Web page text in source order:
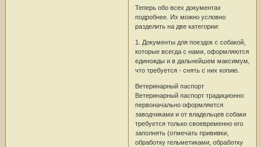
Теперь обо всех документах
подробнее. Их можно условно
разделить на две категории:
1. Документы для поездок с собакой,
которые всегда с нами, оформляются
единожды и в дальнейшем максимум,
что требуется - снять с них копию.
Ветеринарный паспорт
Ветеринарный паспорт традиционно
первоначально оформляется
заводчиками и от владельцев собаки
требуется только своевременно его
заполнять (отмечать прививки,
обработку гельметиками, обработку